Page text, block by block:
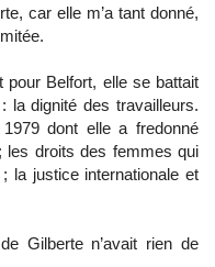
car elle m’a tant donné,
pour Belfort, elle se battait
la dignité des travailleurs.
dont elle a fredonné
les droits des femmes qui
la justice internationale et
Gilberte n’avait rien de